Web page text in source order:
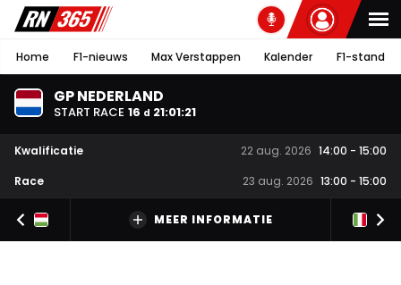
Home F1-nieuws Max Verstappen Kalender F1-stand
GP NEDERLAND
START RACE 16 d 21:01:20
Kwalificatie 22 aug. 2026 14:00 - 15:00
Race
23 aug. 2026 13:00 - 15:00
MEER INFORMATIE